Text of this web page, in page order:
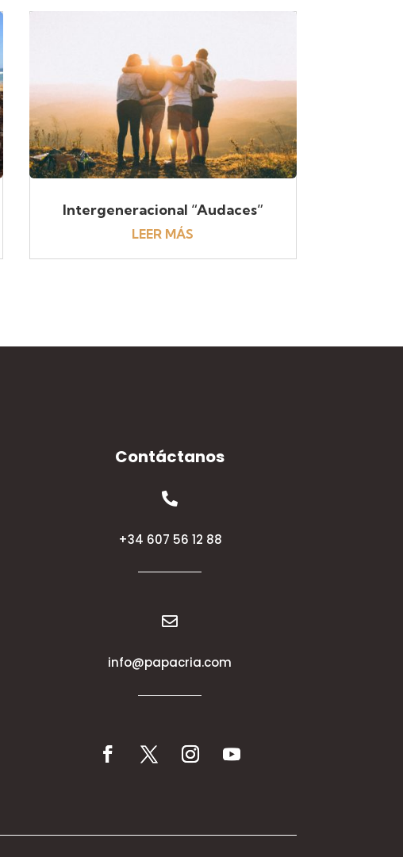
Intergeneracional “Audaces”
LEER MÁS
Contáctanos

+34 607 56 12 88

info@papacria.com